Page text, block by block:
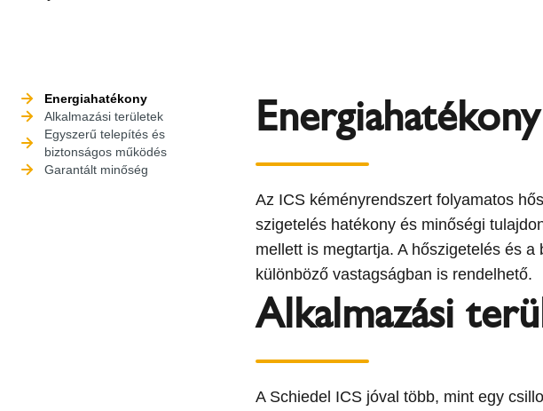
Energiahatékony
Alkalmazási területek
Egyszerű telepítés és
biztonságos működés
Garantált minőség
Energiahatékony
Az ICS kéményrendszert folyamatos
szigetelés hatékony és minőségi
mellett is megtartja. A hőszigetelés és
különböző vastagságban is rendelhető.
Alkalmazási
A Schiedel ICS jóval több, mint egy